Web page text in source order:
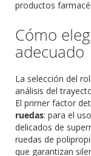
productos
Cómo
adecuado
La selección del
análisis del
El primer factor
ruedas: para el
delicados de
ruedas de
que garantizan